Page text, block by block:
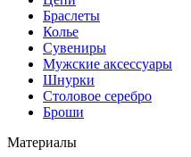
Браслеты
Колье
Сувениры
Мужские аксессуары
Шнурки
Столовое серебро
Броши
Материалы